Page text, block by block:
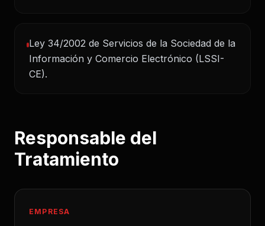
Ley 34/2002 de Servicios de la Sociedad de la
Información y Comercio Electrónico (LSSI-
CE).
Responsable del
Tratamiento
EMPRESA